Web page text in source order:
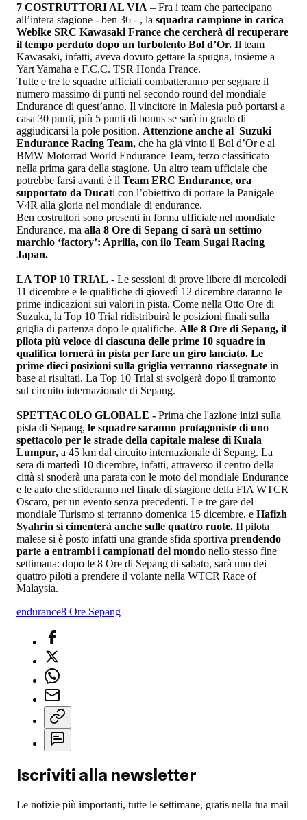
7 COSTRUTTORI AL VIA – Fra i team che partecipano
all’intera stagione - ben 36 - , la squadra campione in carica
Webike SRC Kawasaki France che cercherà di recuperare
il tempo perduto dopo un turbolento Bol d’Or. Il team
Kawasaki, infatti, aveva dovuto gettare la spugna, insieme a
Yart Yamaha e F.C.C. TSR Honda France.
Tutte e tre le squadre ufficiali combatteranno per segnare il
numero massimo di punti nel secondo round del mondiale
Endurance di quest’anno. Il vincitore in Malesia può portarsi a
casa 30 punti, più 5 punti di bonus se sarà in grado di
aggiudicarsi la pole position. Attenzione anche al Suzuki
Endurance Racing Team, che ha già vinto il Bol d’Or e al
BMW Motorrad World Endurance Team, terzo classificato
nella prima gara della stagione. Un altro team ufficiale che
potrebbe farsi avanti è il Team ERC Endurance, ora
supportato da Ducati con l’obiettivo di portare la Panigale
V4R alla gloria nel mondiale di endurance.
Ben costruttori sono presenti in forma ufficiale nel mondiale
Endurance, ma alla 8 Ore di Sepang ci sarà un settimo
marchio ‘factory’: Aprilia, con ilo Team Sugai Racing
Japan.
LA TOP 10 TRIAL - Le sessioni di prove libere di mercoledì
11 dicembre e le qualifiche di giovedì 12 dicembre daranno le
prime indicazioni sui valori in pista. Come nella Otto Ore di
Suzuka, la Top 10 Trial ridistribuirà le posizioni finali sulla
griglia di partenza dopo le qualifiche. Alle 8 Ore di Sepang, il
pilota più veloce di ciascuna delle prime 10 squadre in
qualifica tornerà in pista per fare un giro lanciato. Le
prime dieci posizioni sulla griglia verranno riassegnate in
base ai risultati. La Top 10 Trial si svolgerà dopo il tramonto
sul circuito internazionale di Sepang.
SPETTACOLO GLOBALE - Prima che l'azione inizi sulla
pista di Sepang, le squadre saranno protagoniste di uno
spettacolo per le strade della capitale malese di Kuala
Lumpur, a 45 km dal circuito internazionale di Sepang. La
sera di martedì 10 dicembre, infatti, attraverso il centro della
città si snoderà una parata con le moto del mondiale Endurance
e le auto che sfideranno nel finale di stagione della FIA WTCR
Oscaro, per un evento senza precedenti. Le tre gare del
mondiale Turismo si terranno domenica 15 dicembre, e Hafizh
Syahrin si cimenterà anche sulle quattro ruote. Il pilota
malese si è posto infatti una grande sfida sportiva prendendo
parte a entrambi i campionati del mondo nello stesso fine
settimana: dopo le 8 Ore di Sepang di sabato, sarà uno dei
quattro piloti a prendere il volante nella WTCR Race of
Malaysia.
endurance8 Ore Sepang
Iscriviti alla newsletter
Le notizie più importanti, tutte le settimane, gratis nella tua mail